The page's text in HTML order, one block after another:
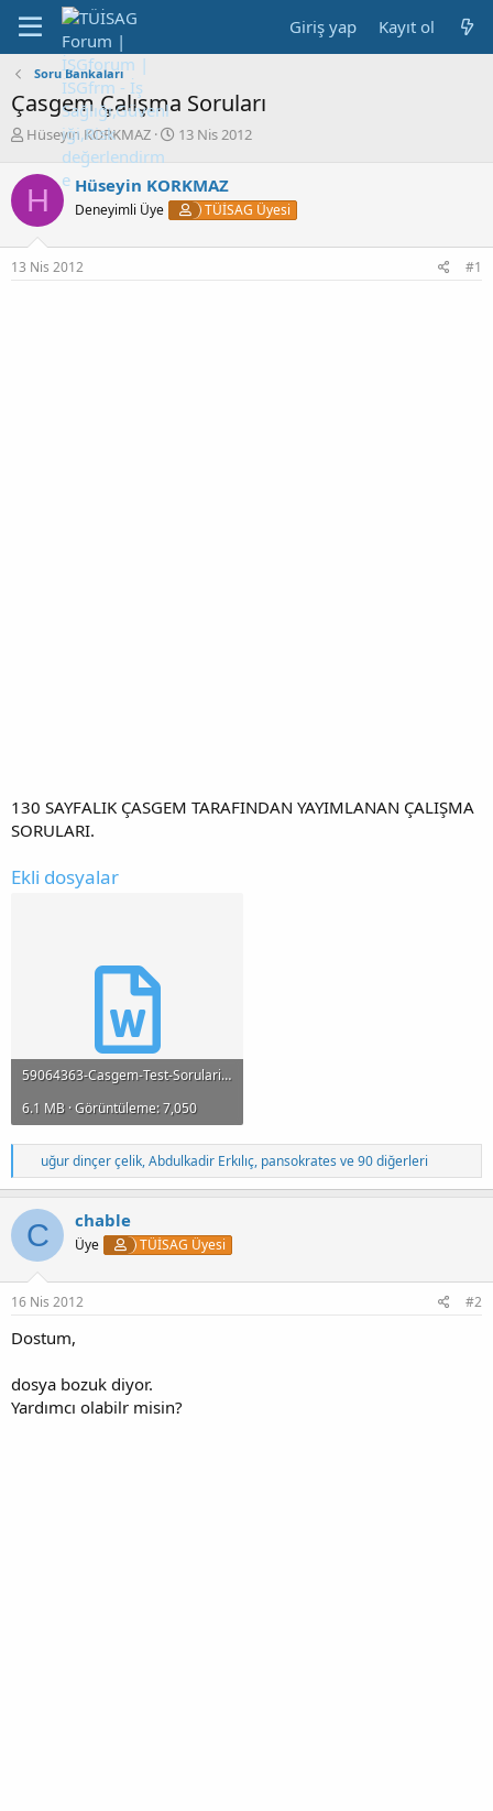
Giriş yap Kayıt ol
Soru Bankaları
Çasgem Çalışma Soruları
K
n
b
u
y
u
b
Hüseyin KORKMAZ
B
l
a
g
13 Nis 2012
H Hüseyin KORKMAZ
Deneyimli Üye TÜİSAG Üyesi
13 Nis 2012 #1
130 SAYFALIK ÇASGEM TARAFINDAN YAYIMLANAN ÇALIŞMA
SORULARI.
Ekli dosyalar
59064363-Casgem-Test-Sorulari.doc
6.1 MB · Görüntüleme: 7,050
T
e
p
k
i
l
e
r
:
uğur dinçer çelik,Abdulkadir Erkılıç, pansokrates ve 90 diğerleri
C chable
Üye TÜİSAG Üyesi
16 Nis 2012 #2
Dostum,
dosya bozuk diyor.
Yardımcı olabilr misin?